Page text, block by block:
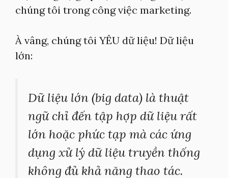
chúng tôi trong công việc marketing.
À vâng, chúng tôi YÊU dữ liệu! Dữ liệu
lớn:
Dữ liệu lớn (big data) là thuật
ngữ chỉ đến tập hợp dữ liệu rất
lớn hoặc phức tạp mà các ứng
dụng xử lý dữ liệu truyền thống
không đủ khả năng thao tác.